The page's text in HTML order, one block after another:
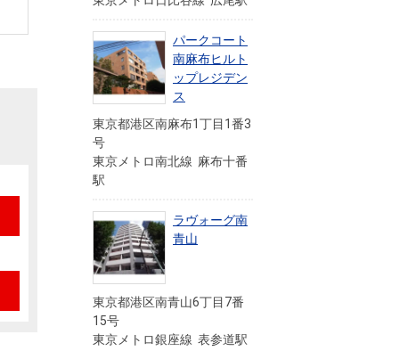
パークコート
南麻布ヒルト
ップレジデン
ス
東京都港区南麻布1丁目1番3
号
東京メトロ南北線 麻布十番
駅
ラヴォーグ南
青山
東京都港区南青山6丁目7番
15号
東京メトロ銀座線 表参道駅